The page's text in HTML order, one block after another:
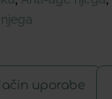
uporabe